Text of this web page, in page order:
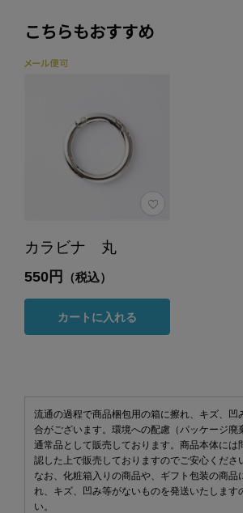
こちらもおすすめ
カラビナ 丸
550円 （税込）
カートに入れる
流通の過程で商品梱包用の箱に擦れ、キズ、凹
合がございます。環境への配慮（パッケージ廃
通常品として販売しております。商品本体には
認した上で販売しておりますのでご安心くださ
なお、化粧箱入りの商品や、ギフト包装の商品
れ、キズ、凹み等がないものを発送いたします
い。